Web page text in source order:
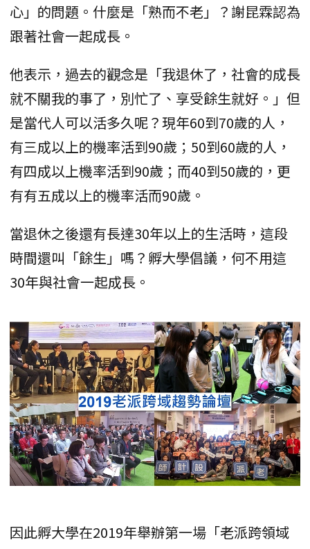
心」的問題。什麼是「熟而不老」？謝昆霖認為
跟著社會一起成長。
他表示，過去的觀念是「我退休了，社會的成長
就不關我的事了，別忙了、享受餘生就好。」但
是當代人可以活多久呢？現年60到70歲的人，
有三成以上的機率活到90歲；50到60歲的人，
有四成以上機率活到90歲；而40到50歲的，更
有有五成以上的機率活而90歲。
當退休之後還有長達30年以上的生活時，這段
時間還叫「餘生」嗎？孵大學倡議，何不用這
30年與社會一起成長。
因此孵大學在2019年舉辦第一場「老派跨領域